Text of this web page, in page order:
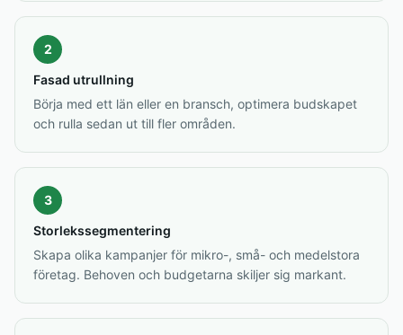
2
Fasad utrullning
Börja med ett län eller en bransch, optimera budskapet
och rulla sedan ut till fler områden.
3
Storlekssegmentering
Skapa olika kampanjer för mikro-, små- och medelstora
företag. Behoven och budgetarna skiljer sig markant.